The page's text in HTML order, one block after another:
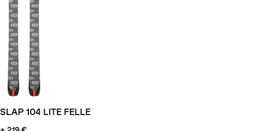
SLAP 104 LITE FELLE